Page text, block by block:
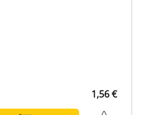
1,56 €